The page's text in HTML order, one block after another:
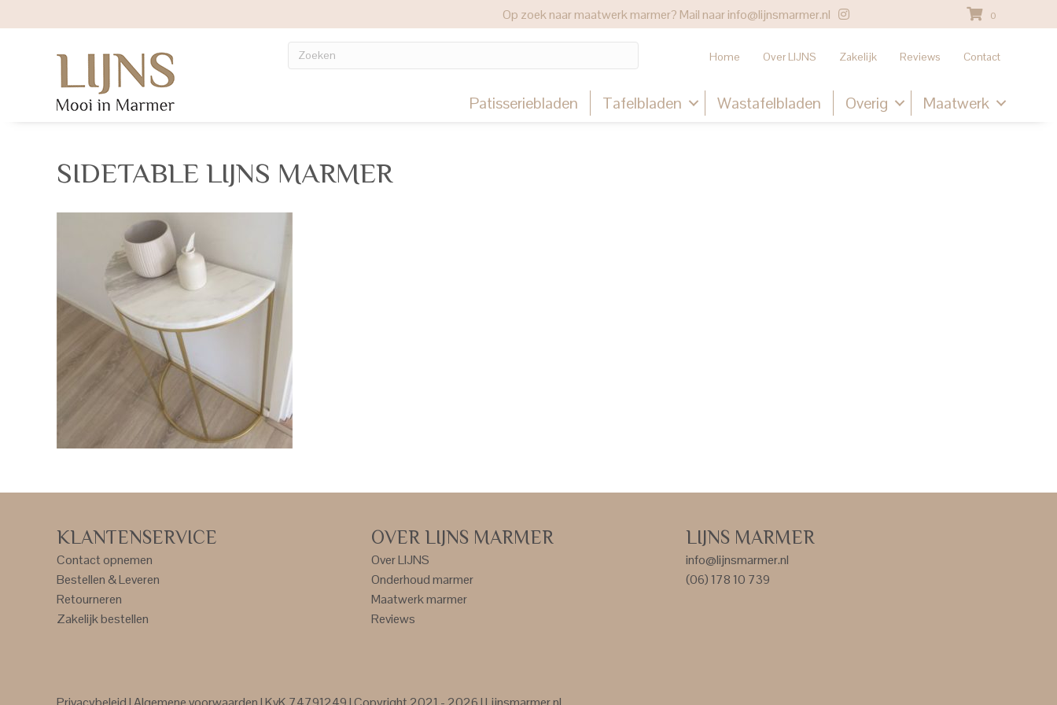
Op zoek naar maatwerk marmer? Mail naarinfo@lijnsmarmer.nl 0
Home Over LIJNS Zakelijk Reviews Contact
Patisseriebladen Tafelbladen Wastafelbladen Overig Maatwerk
SIDETABLE LIJNS MARMER
KLANTENSERVICE
Contact opnemen
Bestellen & Leveren
Retourneren
Zakelijk bestellen
OVER LIJNS MARMER
Over LIJNS
Onderhoud marmer
Maatwerk marmer
Reviews
LIJNS MARMER
info@lijnsmarmer.nl
(06) 178 10 739